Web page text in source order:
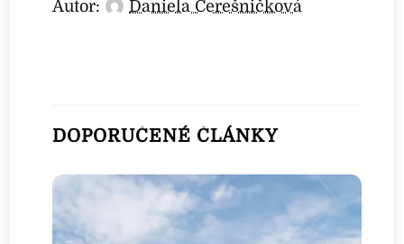
Autor: Daniela Čerešničková
DOPORUČENÉ ČLÁNKY